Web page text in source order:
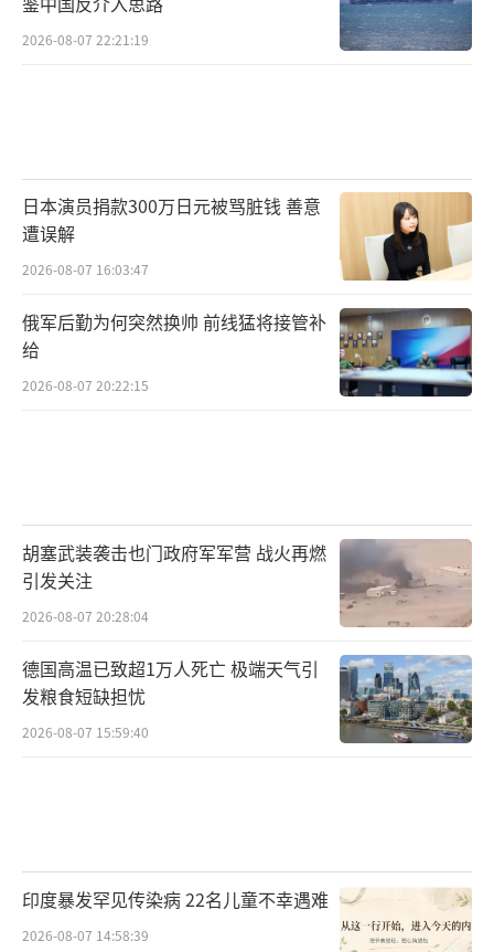
派，他们视外部军事干预为宗教压迫，反而更
当萨达省最后一缕硝烟散去，真正的赢家
或许尚未现身。但可以肯定的是，军事手段无
法浇灭仇恨的火种。4月6日空袭后，胡塞武装
立即向红海发射反舰导弹，美军“卡尼”号驱
逐舰被迫启动密集阵近防系统拦截。这种“袭
击-报复-升级”的恶性循环恰似也门沙漠中盘旋
损害他国主权为代价。”当B-2轰炸机投下的阴
影笼罩中东时，国际社会更需擎起多边主义明
灯，因为真正的安全从来不是建立在废墟之
2026-08-07 22:21:19
日本演员捐款300万日元被骂脏钱 善意
遭误解
2026-08-07 16:03:47
俄军后勤为何突然换帅 前线猛将接管补
给
2026-08-07 20:22:15
胡塞武装袭击也门政府军军营 战火再燃
引发关注
2026-08-07 20:28:04
德国高温已致超1万人死亡 极端天气引
发粮食短缺担忧
2026-08-07 15:59:40
印度暴发罕见传染病 22名儿童不幸遇难
2026-08-07 14:58:39